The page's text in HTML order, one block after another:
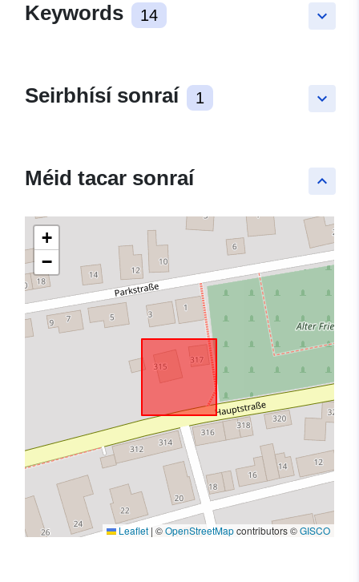
keyboard_arrow_down
Keywords 14
keyboard_arrow_down
Seirbhísí sonraí 1
keyboard_arrow_up
Méid tacar sonraí
+
−
Leaflet | ©OpenStreetMapcontributors ©GISCO